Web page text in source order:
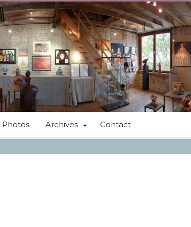
Photos Archives Contact